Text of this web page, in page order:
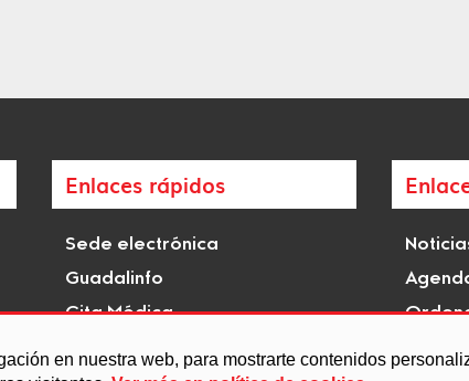
en nuestra web, para mostrarte contenidos
Enlaces rápidos
Sede electrónica
Guadalinfo
Cita Médica